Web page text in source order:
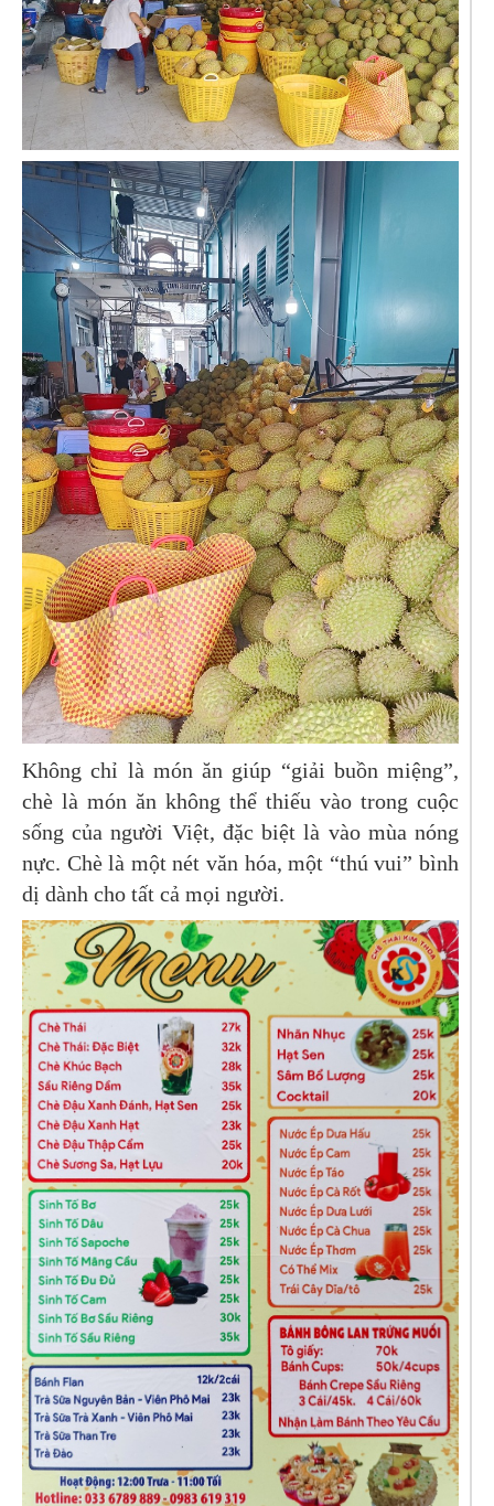
Không chỉ là món ăn giúp “giải buồn miệng”,
chè là món ăn không thể thiếu vào trong cuộc
sống của người Việt, đặc biệt là vào mùa nóng
nực. Chè là một nét văn hóa, một “thú vui” bình
dị dành cho tất cả mọi người.